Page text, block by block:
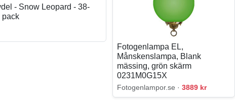
- Snow Leopard - 38-
pack
Fotogenlampa EL,
Månskenslampa, Blank
mässing, grön skärm
0231M0G15X
Fotogenlampor.se ·3889 kr